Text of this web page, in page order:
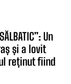
Un
și a lovit
reținut fiind